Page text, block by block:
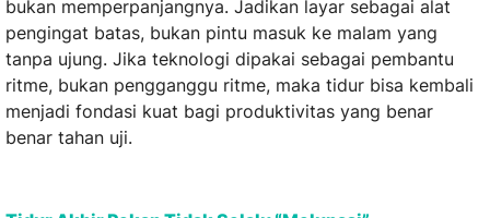
bukan memperpanjangnya. Jadikan layar sebagai alat
pengingat batas, bukan pintu masuk ke malam yang
tanpa ujung. Jika teknologi dipakai sebagai pembantu
ritme, bukan pengganggu ritme, maka tidur bisa kembali
menjadi fondasi kuat bagi produktivitas yang benar
benar tahan uji.